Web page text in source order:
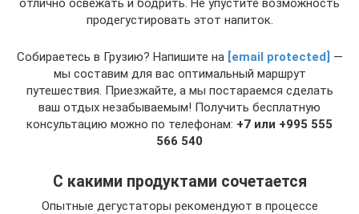
продегустировать этот напиток.
Собираетесь в Грузию? Напишите на [email protected] —
мы составим для вас оптимальный маршрут
путешествия. Приезжайте, а мы постараемся сделать
ваш отдых незабываемым! Получить бесплатную
консультацию можно по телефонам: +7 или +995 555
566 540
С какими продуктами сочетается
Опытные дегустаторы рекомендуют в процессе